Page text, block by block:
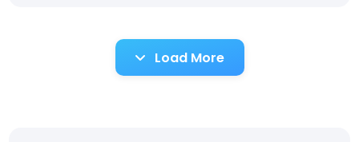
Load More